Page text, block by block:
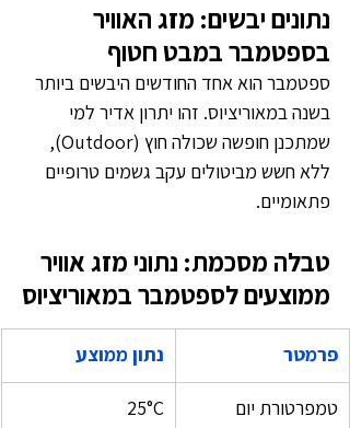
נתונים יבשים: מזג האוויר
בספטמבר במבט חטוף
ספטמבר הוא אחד החודשים היבשים ביותר
בשנה במאוריציוס. זהו יתרון אדיר למי
שמתכנן חופשה שכולה חוץ (Outdoor),
ללא חשש מביטולים עקב גשמים טרופיים
פתאומיים.
טבלה מסכמת: נתוני מזג אוויר
ממוצעים לספטמבר במאוריציוס
פרמטר נתון ממוצע
טמפרטורת יום 25°C